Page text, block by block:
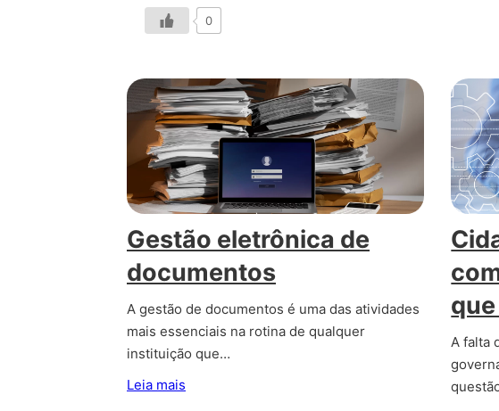
0
Gestão eletrônica de
documentos
A gestão de documentos é uma das atividades
mais essenciais na rotina de qualquer
instituição que…
Leia mais
A falta